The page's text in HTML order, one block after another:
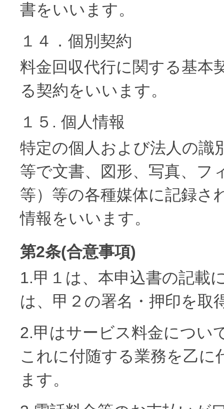
書をいいます。
１４．個別契約
料金回収代行に関する基本
る契約をいいます。
１５. 個人情報
特定の個人および法人の識
等で文書、図形、写真、フ
等）等の各種媒体に記録さ
情報をいいます。
第2条(合意事項)
1.甲１は、本申込書の記載
は、甲２の署名・押印を取
2.甲はサービス料金につい
これに付随する業務を乙
ます。